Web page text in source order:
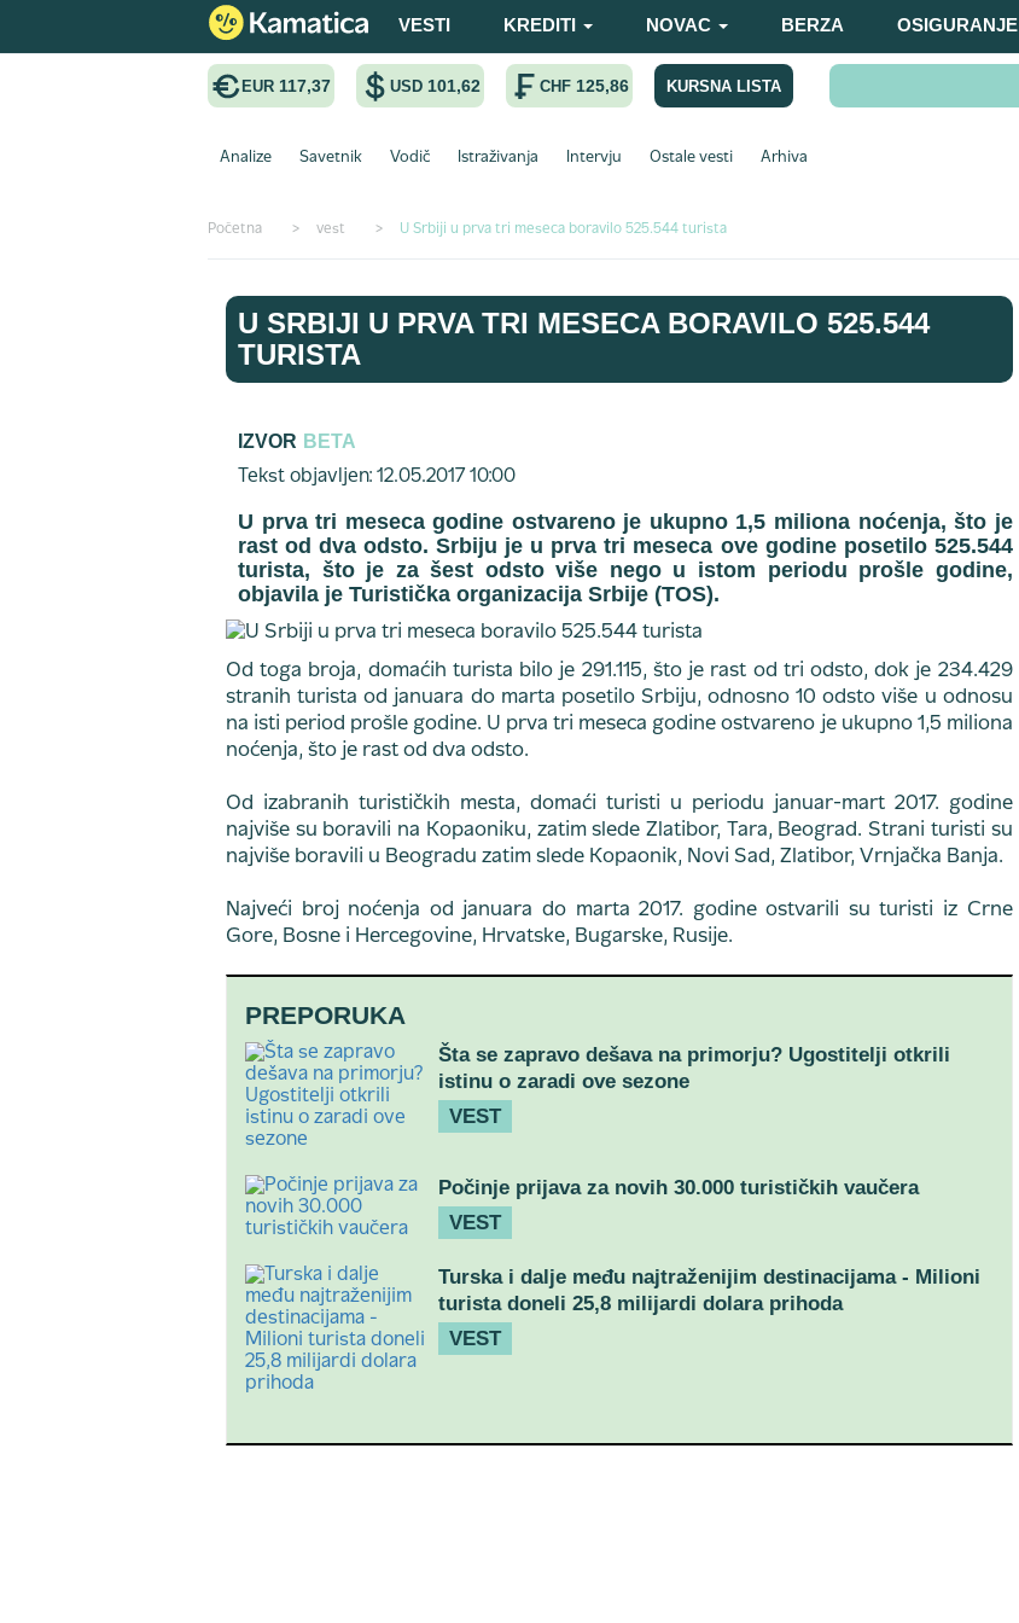
VESTI KREDITI NOVAC BERZA OSIGURANJE
EUR 117,37 USD 101,62 CHF 125,86 KURSNA LISTA
Analize Savetnik Vodič Istraživanja Intervju Ostale vesti Arhiva
Početna > vest > U Srbiji u prva tri meseca boravilo 525.544 turista
U SRBIJI U PRVA TRI MESECA BORAVILO 525.544
TURISTA
IZVOR BETA
Tekst objavljen: 12.05.2017 10:00
U prva tri meseca godine ostvareno je ukupno 1,5 miliona noćenja, što je
rast od dva odsto. Srbiju je u prva tri meseca ove godine posetilo 525.544
turista, što je za šest odsto više nego u istom periodu prošle godine,
objavila je Turistička organizacija Srbije (TOS).
Od toga broja, domaćih turista bilo je 291.115, što je rast od tri odsto, dok je 234.429
stranih turista od januara do marta posetilo Srbiju, odnosno 10 odsto više u odnosu
na isti period prošle godine. U prva tri meseca godine ostvareno je ukupno 1,5 miliona
noćenja, što je rast od dva odsto.
Od izabranih turističkih mesta, domaći turisti u periodu januar-mart 2017. godine
najviše su boravili na Kopaoniku, zatim slede Zlatibor, Tara, Beograd. Strani turisti su
najviše boravili u Beogradu zatim slede Kopaonik, Novi Sad, Zlatibor, Vrnjačka Banja.
Najveći broj noćenja od januara do marta 2017. godine ostvarili su turisti iz Crne
Gore, Bosne i Hercegovine, Hrvatske, Bugarske, Rusije.
PREPORUKA
Šta se zapravo dešava na primorju? Ugostitelji otkrili
istinu o zaradi ove sezone
VEST
Počinje prijava za novih 30.000 turističkih vaučera
VEST
Turska i dalje među najtraženijim destinacijama - Milioni
turista doneli 25,8 milijardi dolara prihoda
VEST